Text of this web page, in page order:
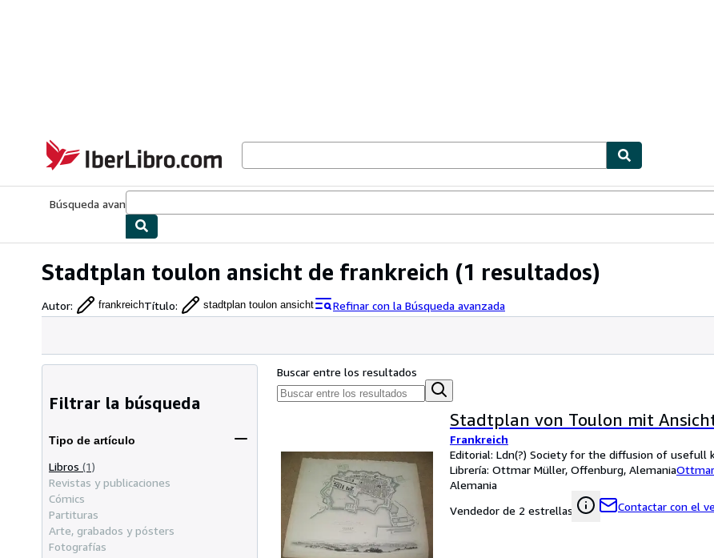
IberLibro.com
Búsqueda avanzada
Stadtplan toulon ansicht de frankreich (1 resultados)
Autor: frankreichTítulo: stadtplan toulon ansicht Refinar con la Búsqueda avanzada
Filtrar la búsqueda
Tipo de artículo
Libros (1)
Revistas y publicaciones
Cómics
Partituras
Arte, grabados y pósters
Fotografías
Buscar entre los resultados
Stadtplan von Toulon mit
Frankreich
Editorial: Ldn(?) Society for the diffusion of usefull
Librería: Ottmar Müller, Offenburg, Alemania
Alemania
Vendedor de 2 estrellas
Contactar con el